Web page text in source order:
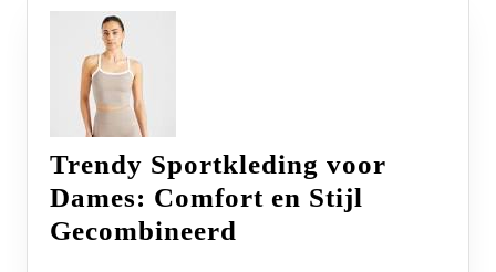
Trendy Sportkleding voor
Dames: Comfort en Stijl
Gecombineerd